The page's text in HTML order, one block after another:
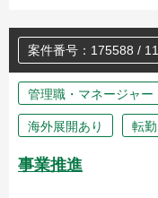
案件番号：175588 /
管理職・マネージャー
海外展開あり 転
事業推進